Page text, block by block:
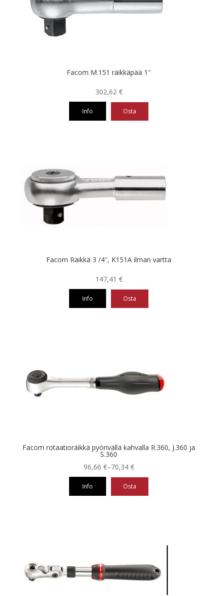
tehdä
valinnat
tuotteen
Facom M.151 räikkäpää 1″
302,62 €
Info Osta
Facom Räikkä 3 /4″, K151A ilman vartta
147,41 €
Info Osta
Facom rotaatioräikkä pyörivällä kahvalla R.360, J.360 ja
S.360
70,34 €
–
96,66 €Hintaluokka:
70,34 €
Info Osta
tehdä
valinnat